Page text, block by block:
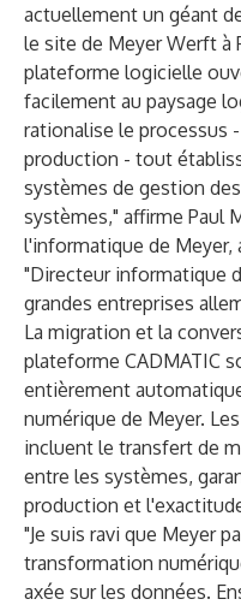
actuellement un géant
le site de Meyer Werft à
plateforme logicielle
facilement au paysage
rationalise le processus
production - tout
systèmes de gestion
systèmes," affirme Paul
l'informatique de Meyer,
"Directeur informatique
grandes entreprises
La migration et la
plateforme CADMATIC
entièrement
numérique de Meyer.
incluent le transfert de
entre les systèmes,
production et
"Je suis ravi que Meyer
transformation
axée sur les données.